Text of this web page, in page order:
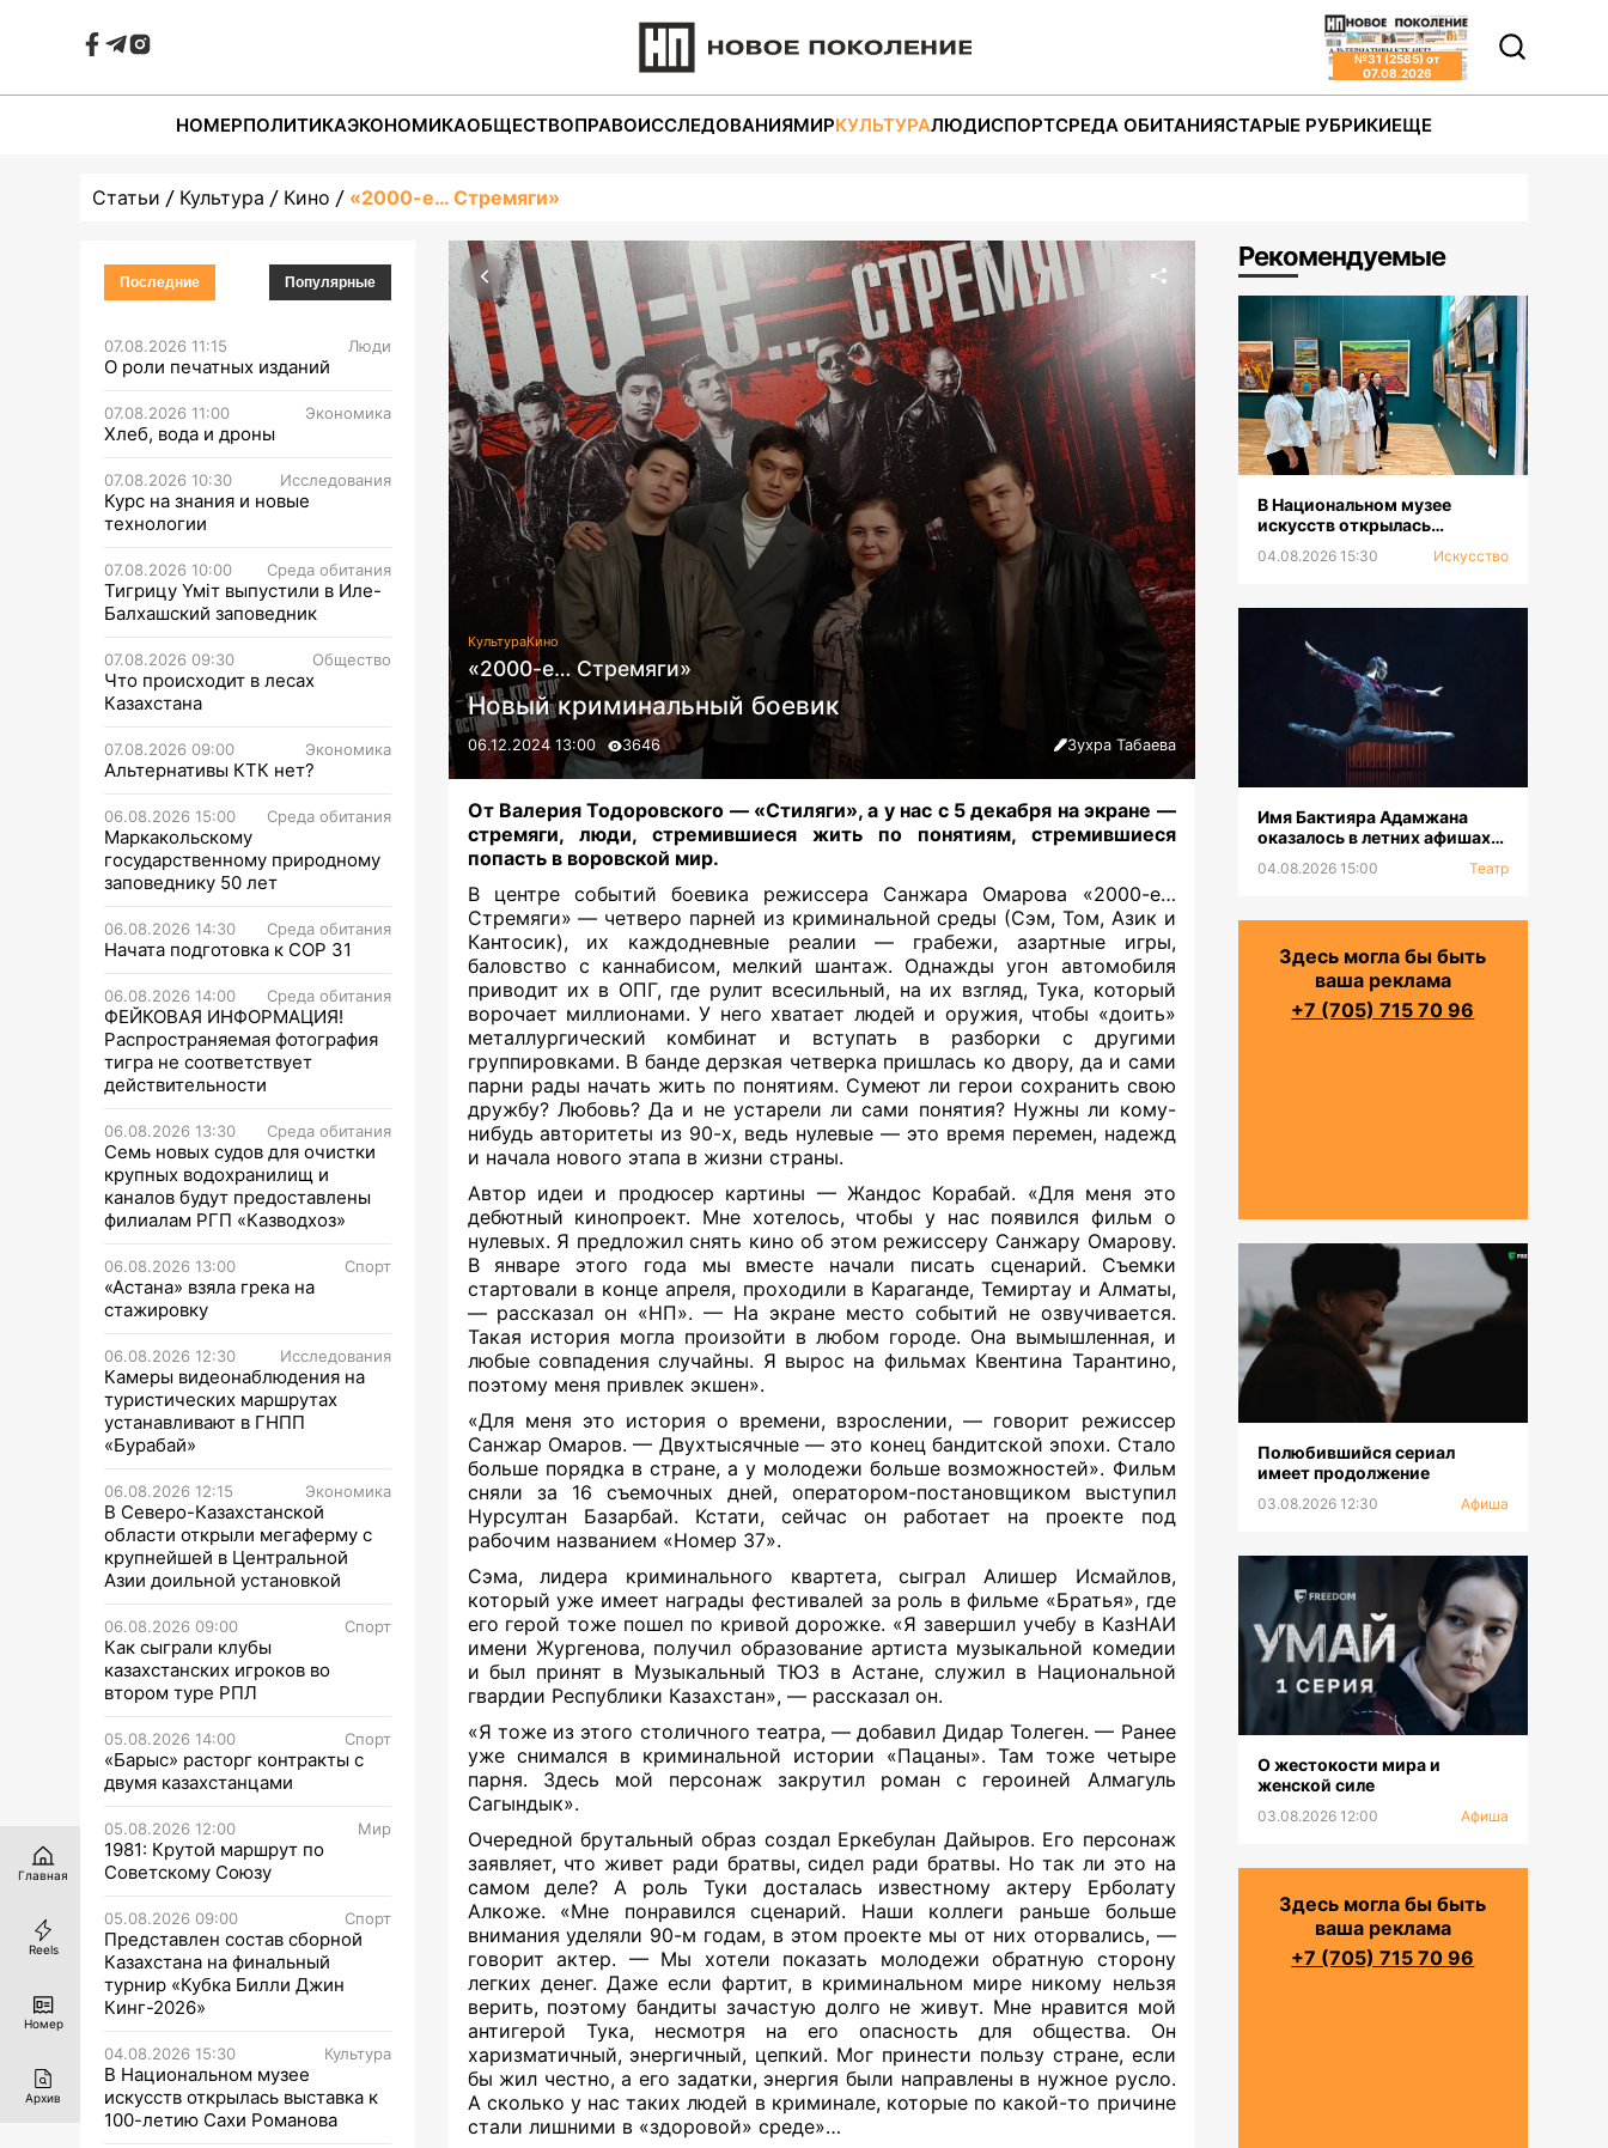
№31 (2585) от
07.08.2026
НОМЕРПОЛИТИКАЭКОНОМИКАОБЩЕСТВОПРАВОИССЛЕДОВАНИЯМИРКУЛЬТУРАЛЮДИСПОРТСРЕДА ОБИТАНИЯСТАРЫЕ РУБРИКИЕЩЕ
Статьи Культура Кино «2000-е… Стремяги»
Последние Популярные
07.08.2026 11:15 Люди
О роли печатных изданий
07.08.2026 11:00 Экономика
Хлеб, вода и дроны
07.08.2026 10:30 Исследования
Курс на знания и новые
технологии
07.08.2026 10:00 Среда обитания
Тигрицу Үміт выпустили в Иле-
Балхашский заповедник
07.08.2026 09:30 Общество
Что происходит в лесах
Казахстана
07.08.2026 09:00 Экономика
Альтернативы КТК нет?
06.08.2026 15:00 Среда обитания
Маркакольскому
государственному природному
заповеднику 50 лет
06.08.2026 14:30 Среда обитания
Начата подготовка к СОР 31
06.08.2026 14:00 Среда обитания
ФЕЙКОВАЯ ИНФОРМАЦИЯ!
Распространяемая фотография
тигра не соответствует
действительности
06.08.2026 13:30 Среда обитания
Семь новых судов для очистки
крупных водохранилищ и
каналов будут предоставлены
филиалам РГП «Казводхоз»
06.08.2026 13:00 Спорт
«Астана» взяла грека на
стажировку
06.08.2026 12:30 Исследования
Камеры видеонаблюдения на
туристических маршрутах
устанавливают в ГНПП
«Бурабай»
06.08.2026 12:15 Экономика
В Северо-Казахстанской
области открыли мегаферму с
крупнейшей в Центральной
Азии доильной установкой
06.08.2026 09:00 Спорт
Как сыграли клубы
казахстанских игроков во
втором туре РПЛ
05.08.2026 14:00 Спорт
«Барыс» расторг контракты с
двумя казахстанцами
05.08.2026 12:00 Мир
1981: Крутой маршрут по
Советскому Союзу
05.08.2026 09:00 Спорт
Представлен состав сборной
Казахстана на финальный
турнир «Кубка Билли Джин
Кинг-2026»
04.08.2026 15:30 Культура
В Национальном музее
искусств открылась выставка к
100-летию Сахи Романова
КультураКино
«2000-е… Стремяги»
Новый криминальный боевик
06.12.2024 13:00 3646 Зухра Табаева
От Валерия Тодоровского — «Стиляги», а у нас с 5 декабря на экране —
стремяги, люди, стремившиеся жить по понятиям, стремившиеся
попасть в воровской мир.
В центре событий боевика режиссера Санжара Омарова «2000-е…
Стремяги» — четверо парней из криминальной среды (Сэм, Том, Азик и
Кантосик), их каждодневные реалии — грабежи, азартные игры,
баловство с каннабисом, мелкий шантаж. Однажды угон автомобиля
приводит их в ОПГ, где рулит всесильный, на их взгляд, Тука, который
ворочает миллионами. У него хватает людей и оружия, чтобы «доить»
металлургический комбинат и вступать в разборки с другими
группировками. В банде дерзкая четверка пришлась ко двору, да и сами
парни рады начать жить по понятиям. Сумеют ли герои сохранить свою
дружбу? Любовь? Да и не устарели ли сами понятия? Нужны ли кому-
нибудь авторитеты из 90-х, ведь нулевые — это время перемен, надежд
и начала нового этапа в жизни страны.
Автор идеи и продюсер картины — Жандос Корабай. «Для меня это
дебютный кинопроект. Мне хотелось, чтобы у нас появился фильм о
нулевых. Я предложил снять кино об этом режиссеру Санжару Омарову.
В январе этого года мы вместе начали писать сценарий. Съемки
стартовали в конце апреля, проходили в Караганде, Темиртау и Алматы,
— рассказал он «НП». — На экране место событий не озвучивается.
Такая история могла произойти в любом городе. Она вымышленная, и
любые совпадения случайны. Я вырос на фильмах Квентина Тарантино,
поэтому меня привлек экшен».
«Для меня это история о времени, взрослении, — говорит режиссер
Санжар Омаров. — Двухтысячные — это конец бандитской эпохи. Стало
больше порядка в стране, а у молодежи больше возможностей». Фильм
сняли за 16 съемочных дней, оператором-постановщиком выступил
Нурсултан Базарбай. Кстати, сейчас он работает на проекте под
рабочим названием «Номер 37».
Сэма, лидера криминального квартета, сыграл Алишер Исмайлов,
который уже имеет награды фестивалей за роль в фильме «Братья», где
его герой тоже пошел по кривой дорожке. «Я завершил учебу в КазНАИ
имени Жургенова, получил образование артиста музыкальной комедии
и был принят в Музыкальный ТЮЗ в Астане, служил в Национальной
гвардии Республики Казахстан», — рассказал он.
«Я тоже из этого столичного театра, — добавил Дидар Толеген. — Ранее
уже снимался в криминальной истории «Пацаны». Там тоже четыре
парня. Здесь мой персонаж закрутил роман с героиней Алмагуль
Сагындык».
Очередной брутальный образ создал Еркебулан Дайыров. Его персонаж
заявляет, что живет ради братвы, сидел ради братвы. Но так ли это на
самом деле? А роль Туки досталась известному актеру Ерболату
Алкоже. «Мне понравился сценарий. Наши коллеги раньше больше
внимания уделяли 90-м годам, в этом проекте мы от них оторвались, —
говорит актер. — Мы хотели показать молодежи обратную сторону
легких денег. Даже если фартит, в криминальном мире никому нельзя
верить, поэтому бандиты зачастую долго не живут. Мне нравится мой
антигерой Тука, несмотря на его опасность для общества. Он
харизматичный, энергичный, цепкий. Мог принести пользу стране, если
бы жил честно, а его задатки, энергия были направлены в нужное русло.
А сколько у нас таких людей в криминале, которые по какой-то причине
стали лишними в «здоровой» среде»…
Рекомендуемые
В Национальном музее
искусств открылась
Романова
04.08.2026 15:30 Искусство
Имя Бактияра Адамжана
оказалось в летних афишах
04.08.2026 15:00 Театр
Здесь могла бы быть
ваша реклама
+7 (705) 715 70 96
Полюбившийся сериал
имеет продолжение
03.08.2026 12:30 Афиша
О жестокости мира и
женской силе
03.08.2026 12:00 Афиша
Здесь могла бы быть
ваша реклама
+7 (705) 715 70 96
Главная
Reels
Номер
Архив